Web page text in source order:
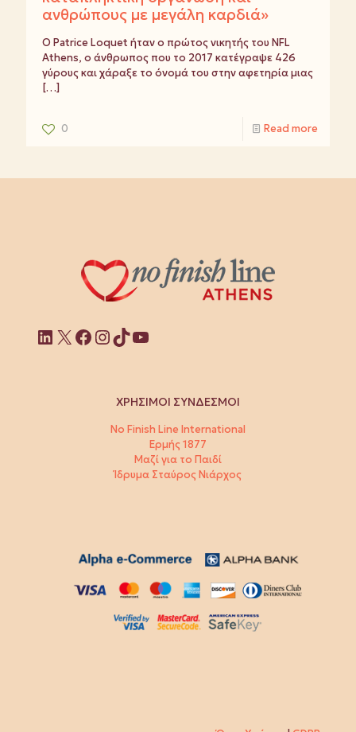
ανθρώπους με μεγάλη καρδιά»
Ο Patrice Loquet ήταν ο πρώτος νικητής του NFL
Athens, ο άνθρωπος που το 2017 κατέγραψε 426
γύρους και χάραξε το όνομά του στην αφετηρία μιας
[…]
0 Read more
Linkedin
X Facebook
Instagram
TikTok
YouTube
ΧΡΗΣΙΜΟΙ ΣΥΝΔΕΣΜΟΙ
No Finish Line International
Ερμής 1877
Μαζί για το Παιδί
Ίδρυμα Σταύρος Νιάρχος